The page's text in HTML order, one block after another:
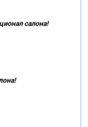
салона!